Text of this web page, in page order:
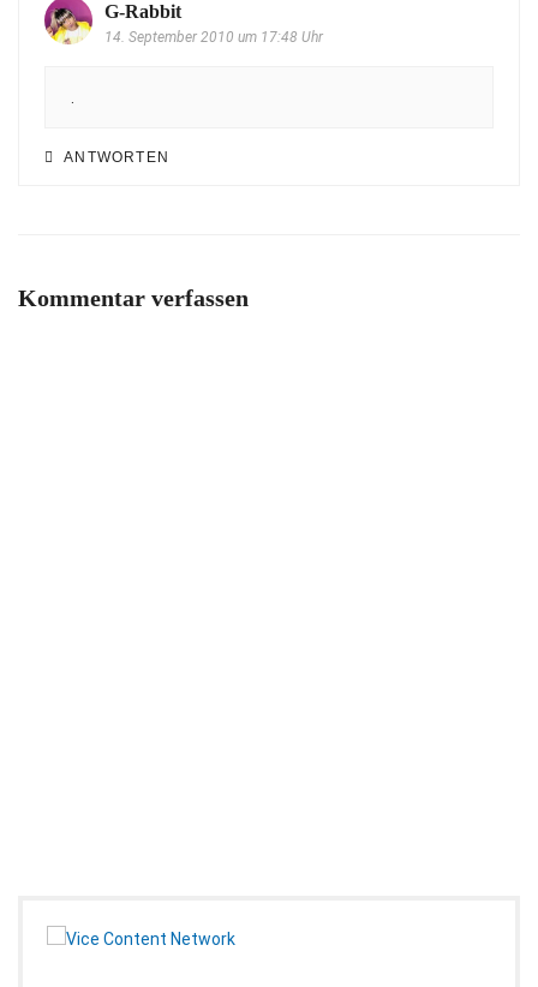
G-Rabbit
14. September 2010 um 17:48 Uhr
ANTWORTEN
Kommentar verfassen